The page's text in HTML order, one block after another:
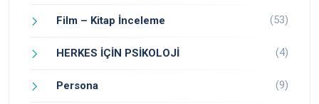
Film – Kitap İnceleme (53)
HERKES İÇİN PSİKOLOJİ (4)
Persona (9)